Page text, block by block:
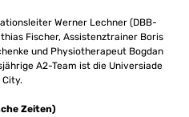
Werner Lechner (DBB-
Fischer, Assistenztrainer Boris
und Physiotherapeut Bogdan
A2-Team ist die Universiade
City.
Zeiten)